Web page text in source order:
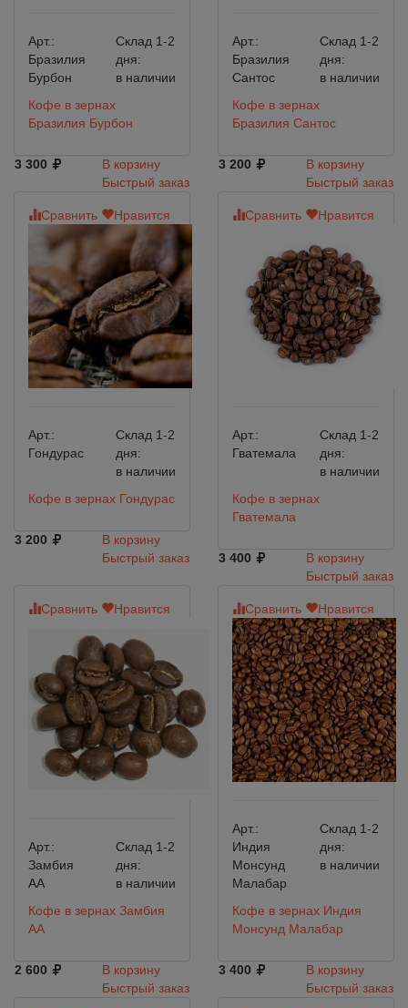
Арт.:
Бразилия
Бурбон
Склад 1-2
дня:
в наличии
Кофе в зернах
Бразилия Бурбон
3 300
В корзину
Быстрый заказ
Арт.:
Бразилия
Сантос
Склад 1-2
дня:
в наличии
Кофе в зернах
Бразилия Сантос
3 200
В корзину
Быстрый заказ
Сравнить Нравится
Арт.:
Гондурас
Склад 1-2
дня:
в наличии
Кофе в зернах Гондурас
3 200
В корзину
Быстрый заказ
Сравнить Нравится
Арт.:
Гватемала
Склад 1-2
дня:
в наличии
Кофе в зернах
Гватемала
3 400
В корзину
Быстрый заказ
Сравнить Нравится
Арт.:
Замбия
АА
Склад 1-2
дня:
в наличии
Кофе в зернах Замбия
АА
2 600
В корзину
Быстрый заказ
Сравнить Нравится
Арт.:
Индия
Монсунд
Малабар
Склад 1-2
дня:
в наличии
Кофе в зернах Индия
Монсунд Малабар
3 400
В корзину
Быстрый заказ